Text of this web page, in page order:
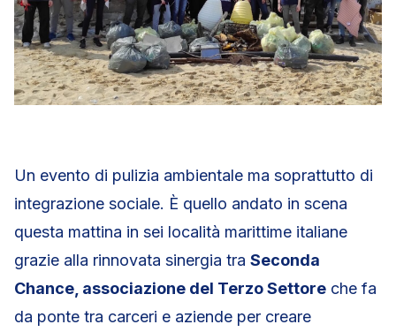
Un evento di pulizia ambientale ma soprattutto di
integrazione sociale. È quello andato in scena
questa mattina in sei località marittime italiane
grazie alla rinnovata sinergia tra Seconda
Chance, associazione del Terzo Settore che fa
da ponte tra carceri e aziende per creare